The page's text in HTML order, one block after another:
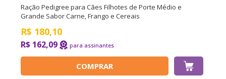
Ração Pedigree para Cães Filhotes de Porte Médio e
Grande Sabor Carne, Frango e Cereais
R$ 180,10
R$ 162,09
COMPRAR